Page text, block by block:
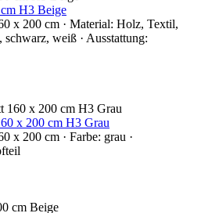
H3 Beige
x 200 cm · Material: Holz, Textil,
weiß · Ausstattung:
x 200 cm H3 Grau
x 200 cm · Farbe: grau ·